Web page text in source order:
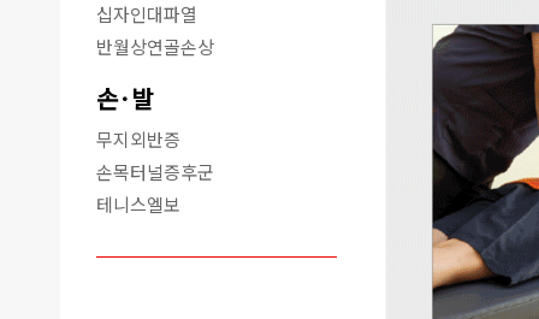
십자인대파열
반월상연골손상
손·발
무지외반증
손목터널증후군
테니스엘보